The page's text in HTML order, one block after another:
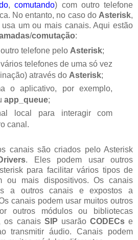
,comutando) com outro telefone
No entanto, no caso do Asterisk,
um ou mais canais. Aqui estão
/comutação:
telefone pelo Asterisk;
telefones de uma só vez
através do Asterisk;
o aplicativo, por exemplo,
app_queue;
local para interagir com
canal.
canais são criados pelo Asterisk
. Eles podem usar outros
para facilitar vários tipos de
ou mais dispositivos. Os canais
a outros canais e expostos a
canais podem usar muitos outros
outros módulos ou bibliotecas
os canais SIP usarão CODECse
transmitir áudio. Canais podem